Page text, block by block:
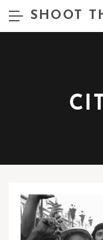
SHOOT